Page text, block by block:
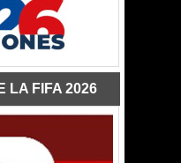
LA FIFA 2026